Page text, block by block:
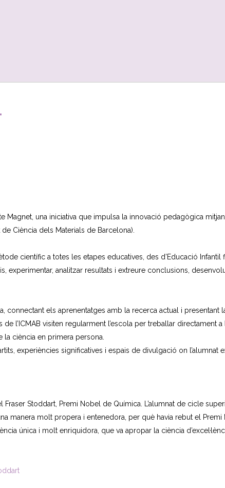
Magnet, una iniciativa que impulsa la innovació pedagògica
de Ciència dels Materials de Barcelona).
científic a totes les etapes educatives, des d’Educació Infantil
experimentar, analitzar resultats i extreure conclusions,
connectant els aprenentatges amb la recerca actual i
l’ICMAB visiten regularment l’escola per treballar directament a
ciència en primera persona.
experiències significatives i espais de divulgació on l’alumnat
Fraser Stoddart, Premi Nobel de Química. L’alumnat de cicle
manera molt propera i entenedora, per què havia rebut el
única i molt enriquidora, que va apropar la ciència